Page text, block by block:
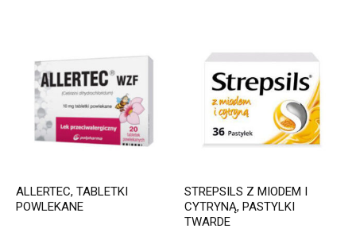
ALLERTEC, TABLETKI
POWLEKANE
STREPSILS Z MIODEM I
CYTRYNĄ, PASTYLKI
TWARDE